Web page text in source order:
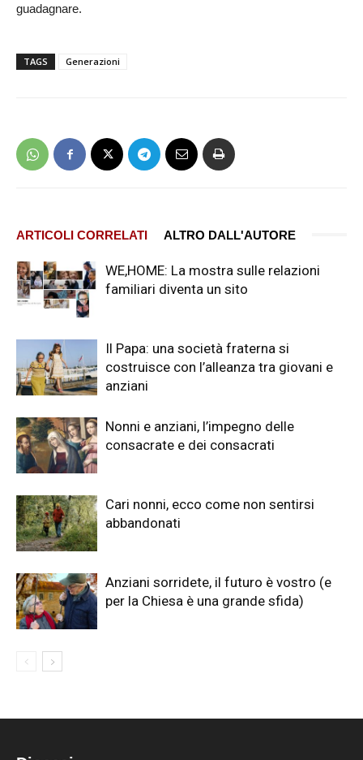
guadagnare.
TAGS Generazioni
ARTICOLI CORRELATI ALTRO DALL'AUTORE
WE,HOME: La mostra sulle relazioni
familiari diventa un sito
Il Papa: una società fraterna si
costruisce con l’alleanza tra giovani e
anziani
Nonni e anziani, l’impegno delle
consacrate e dei consacrati
Cari nonni, ecco come non sentirsi
abbandonati
Anziani sorridete, il futuro è vostro (e
per la Chiesa è una grande sfida)